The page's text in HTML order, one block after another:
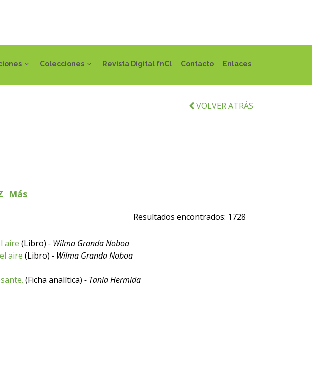
Colecciones Revista Digital fnCl Contacto Enlaces
VOLVER ATRÁS
Más
Resultados encontrados: 1728
aire (Libro) - Wilma Granda Noboa
aire (Libro) - Wilma Granda Noboa
(Ficha analítica) - Tania Hermida